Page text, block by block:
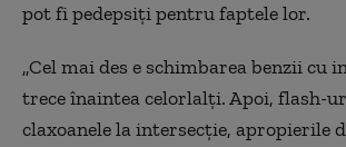
pot fi pedepsiți pentru faptele lor.
„Cel mai des e schimbarea benzii cu
trece înaintea celorlalți. Apoi, flash-
claxoanele la intersecție, apropierile